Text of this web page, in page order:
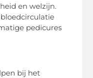
en welzijn.
pedicures
bij het